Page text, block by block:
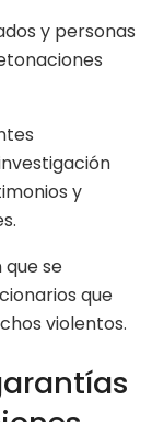
y personas
y
se
que
violentos.